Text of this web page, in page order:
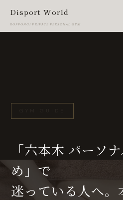
Disport World
ROPPONGI PRIVATE PERSONAL GYM
「六本木 パーソ
め」で
迷っている人へ。